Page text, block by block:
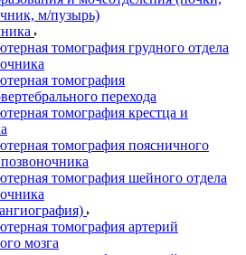
м/пузырь)
томография грудного отдела
томография
перехода
томография крестца и
томография поясничного
томография шейного отдела
томография артерий
мозга